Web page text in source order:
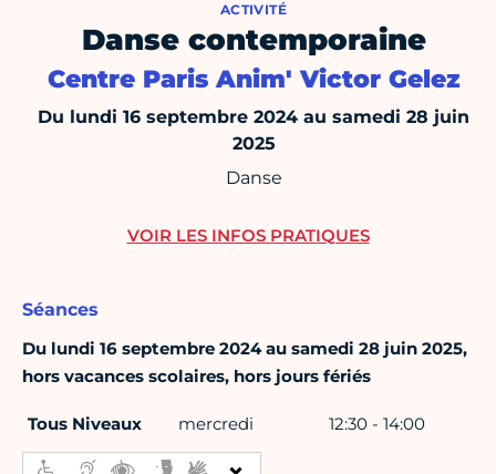
ACTIVITÉ
Danse contemporaine
Centre Paris Anim' Victor Gelez
Du lundi 16 septembre 2024 au samedi 28 juin
2025
Danse
Séances
Du lundi 16 septembre 2024 au samedi 28 juin 2025,
hors vacances scolaires, hors jours fériés
Tous Niveaux mercredi 12:30 - 14:00
VOIR LES INFOS PRATIQUES